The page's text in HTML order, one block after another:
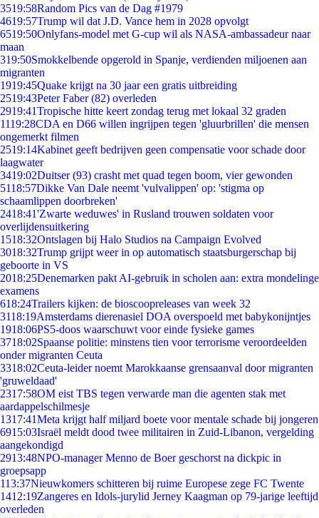
3519:58Random Pics van de Dag #1979
4619:57Trump wil dat J.D. Vance hem in 2028 opvolgt
6519:50Onlyfans-model met G-cup wil als NASA-ambassadeur naar
maan
319:50Smokkelbende opgerold in Spanje, verdienden miljoenen aan
migranten
1919:45Quake krijgt na 30 jaar een gratis uitbreiding
2519:43Peter Faber (82) overleden
2919:41Tropische hitte keert zondag terug met lokaal 32 graden
1119:28CDA en D66 willen ingrijpen tegen 'gluurbrillen' die mensen
ongemerkt filmen
2519:14Kabinet geeft bedrijven geen compensatie voor schade door
laagwater
3419:02Duitser (93) crasht met quad tegen boom, vier gewonden
5118:57Dikke Van Dale neemt 'vulvalippen' op: 'stigma op
schaamlippen doorbreken'
2418:41'Zwarte weduwes' in Rusland trouwen soldaten voor
overlijdensuitkering
1518:32Ontslagen bij Halo Studios na Campaign Evolved
3018:32Trump grijpt weer in op automatisch staatsburgerschap bij
geboorte in VS
2018:25Denemarken pakt AI-gebruik in scholen aan: extra mondelinge
examens
618:24Trailers kijken: de bioscoopreleases van week 32
3118:19Amsterdams dierenasiel DOA overspoeld met babykonijntjes
1918:06PS5-doos waarschuwt voor einde fysieke games
3718:02Spaanse politie: minstens tien voor terrorisme veroordeelden
onder migranten Ceuta
3318:02Ceuta-leider noemt Marokkaanse grensaanval door migranten
'gruweldaad'
2317:58OM eist TBS tegen verwarde man die agenten stak met
aardappelschilmesje
1317:41Meta krijgt half miljard boete voor mentale schade bij jongeren
6915:03Israël meldt dood twee militairen in Zuid-Libanon, vergelding
aangekondigd
2913:48NPO-manager Menno de Boer geschorst na dickpic in
groepsapp
113:37Nieuwkomers schitteren bij ruime Europese zege FC Twente
1412:19Zangeres en Idols-jurylid Jerney Kaagman op 79-jarige leeftijd
overleden